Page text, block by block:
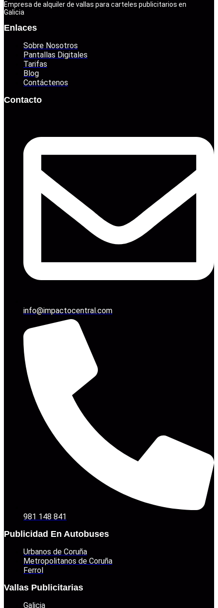
Empresa de alquiler de vallas para carteles publicitarios en
Galicia
Enlaces
Sobre Nosotros
Pantallas Digitales
Tarifas
Blog
Contáctenos
Contacto
info@impactocentral.com
981 148 841
Publicidad En Autobuses
Urbanos de Coruña
Metropolitanos de Coruña
Ferrol
Vallas Publicitarias
Galicia